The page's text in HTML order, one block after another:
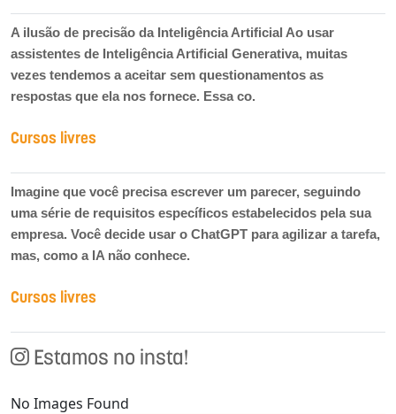
A ilusão de precisão da Inteligência Artificial Ao usar
assistentes de Inteligência Artificial Generativa, muitas
vezes tendemos a aceitar sem questionamentos as
respostas que ela nos fornece. Essa co.
Cursos livres
Imagine que você precisa escrever um parecer, seguindo
uma série de requisitos específicos estabelecidos pela sua
empresa. Você decide usar o ChatGPT para agilizar a tarefa,
mas, como a IA não conhece.
Cursos livres
Estamos no insta!
No Images Found